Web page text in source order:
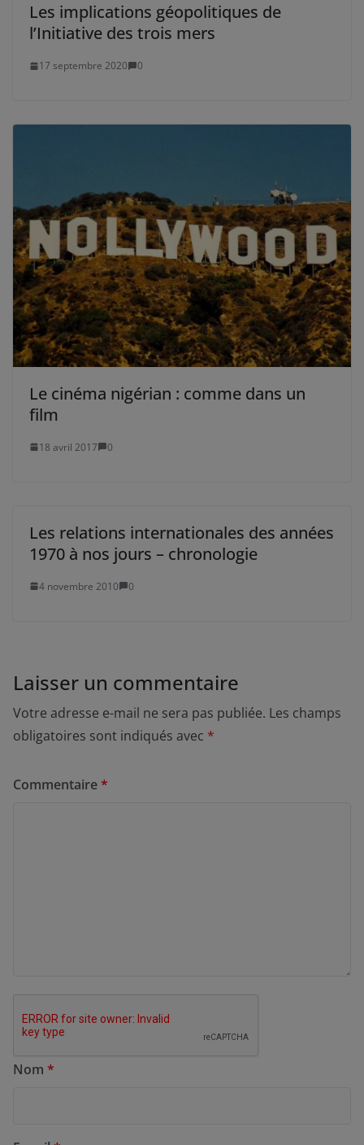
Les implications géopolitiques de
l’Initiative des trois mers
17 septembre 2020 0
Le cinéma nigérian : comme dans un
film
18 avril 2017 0
Les relations internationales des années
1970 à nos jours – chronologie
4 novembre 2010 0
Laisser un commentaire
Votre adresse e-mail ne sera pas publiée. Les champs
obligatoires sont indiqués avec *
Commentaire*
Nom *